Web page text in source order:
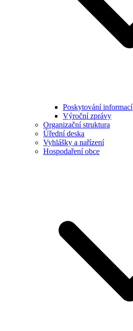
Poskytování informací
Výroční zprávy
Organizační struktura
Úřední deska
Vyhlášky a nařízení
Hospodaření obce